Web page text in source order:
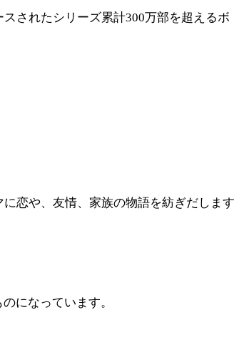
されたシリーズ累計300万部を超える
恋や、友情、家族の物語を紡ぎだします
になっています。